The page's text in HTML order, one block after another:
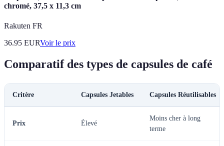
chromé, 37,5 x 11,3 cm
Rakuten FR
36.95 EURVoir le prix
Comparatif des types de capsules de café
Critère Capsules Jetables Capsules Réutilisables
Prix Élevé
Moins cher à long
terme